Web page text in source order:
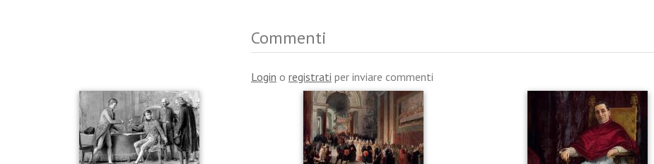
Commenti
Login o registrati per inviare commenti